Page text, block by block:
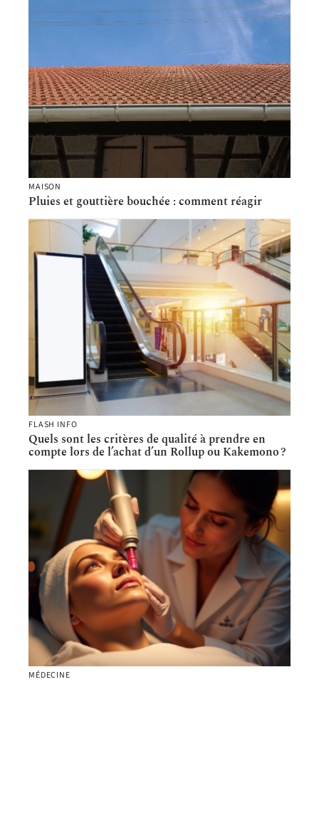
MAISON
Pluies et gouttière bouchée : comment réagir
FLASH INFO
Quels sont les critères de qualité à prendre en
compte lors de l’achat d’un Rollup ou Kakemono ?
MÉDECINE